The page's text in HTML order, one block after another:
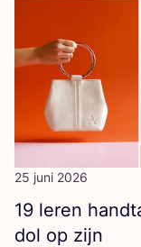
25 juni 2026
19 leren
dol op zijn